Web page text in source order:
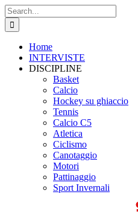
Skip
to
content
Search
for:
Home
INTERVISTE
DISCIPLINE
Basket
Calcio
Hockey su ghiaccio
Tennis
Calcio C5
Atletica
Ciclismo
Canotaggio
Motori
Pattinaggio
Sport Invernali